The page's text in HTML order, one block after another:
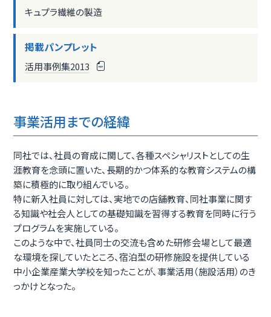
キュプラ繊維の製造
掲載パンプレット
活用事例集2013
事業活用までの経緯
同社では、社員の育成に関して、各種スペシャリストとしての生
涯教育を念頭に置いた、長期的かつ体系的な教育システムの構
築に積極的に取り組んでいる。
特に新入社員に対しては、実地での店舗教育、同社事業に関す
る知識や社会人としての基礎知識を習得する教育を同時に行う
プログラムを実施している。
このような中で、社員同士の交流も含めた研修会場として最適
な環境を探していたところ、宿泊型の研修施設を提供している
中小企業産業大学校を知ったことが、事業活用（施設活用）のき
っかけとなった。